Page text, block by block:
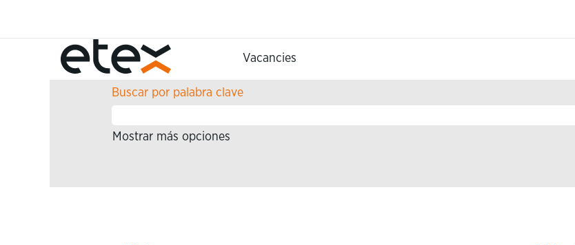
Vacancies
Resultados de búsqueda de
Buscar por palabra clave
Mostrar más opciones